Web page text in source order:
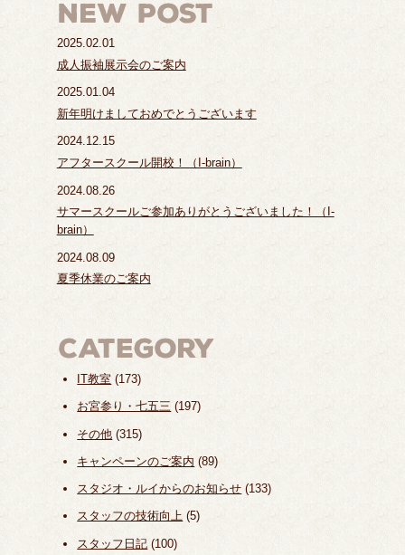
2025.02.01
成人振袖展示会のご案内
2025.01.04
新年明けましておめでとうございます
2024.12.15
アフタースクール開校！（I-brain）
2024.08.26
サマースクールご参加ありがとうございました！（I-
brain）
2024.08.09
夏季休業のご案内
IT教室 (173)
お宮参り・七五三 (197)
その他 (315)
キャンペーンのご案内 (89)
スタジオ・ルイからのお知らせ (133)
スタッフの技術向上 (5)
スタッフ日記 (100)